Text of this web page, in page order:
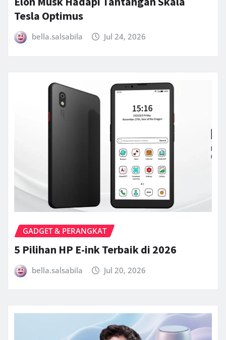
Tesla Optimus
bella.salsabila Jul 24, 2026
GADGET & PERANGKAT
5 Pilihan HP E-ink Terbaik di 2026
bella.salsabila Jul 20, 2026